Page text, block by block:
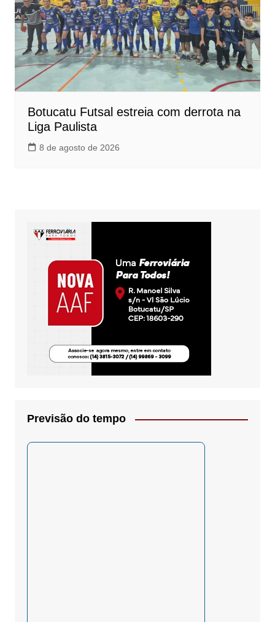
Botucatu Futsal estreia com derrota na
Liga Paulista
8 de agosto de 2026
Previsão do tempo